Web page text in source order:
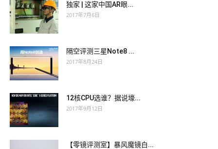
独家 | 这家中国AR眼...
2017年7月6日
隔空评测三星Note8 ...
2017年8月24日
12核CPU选谁？据说壕...
2017年9月12日
【零镜评测室】暴风魔镜白...